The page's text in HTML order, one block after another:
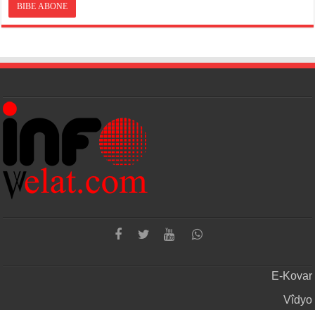
E-Kovar
Vîdyo